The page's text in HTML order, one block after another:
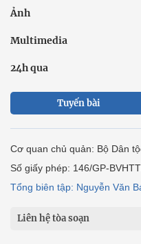
Ảnh
Multimedia
24h qua
Tuyến bài
Cơ quan chủ quản: Bộ Dân
Số giấy phép: 146/GP-
Tổng biên tập: Nguyễn Văn
Liên hệ tòa soạn